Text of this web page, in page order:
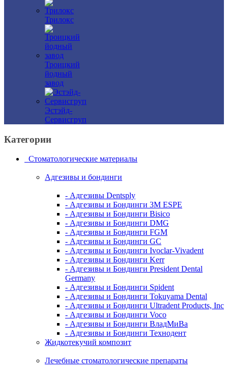
Трилокс
Троицкий
йодный
завод
Эстэйд-
Сервисгруп
Категории
Стоматологические материалы
Адгезивы и бондинги
- Адгезивы Dentsply
- Адгезивы и Бондинги 3M ESPE
- Адгезивы и Бондинги Bisico
- Адгезивы и Бондинги DMG
- Адгезивы и Бондинги FGM
- Адгезивы и Бондинги GC
- Адгезивы и Бондинги Ivoclar-Vivadent
- Адгезивы и Бондинги Kerr
- Адгезивы и Бондинги President Dental
Germany
- Адгезивы и Бондинги Spident
- Адгезивы и Бондинги Tokuyama Dental
- Адгезивы и Бондинги Ultradent Products, Inc
- Адгезивы и Бондинги Voco
- Адгезивы и Бондинги ВладМиВа
- Адгезивы и Бондинги Технодент
Жидкотекучий композит
Лечебные стоматологические препараты